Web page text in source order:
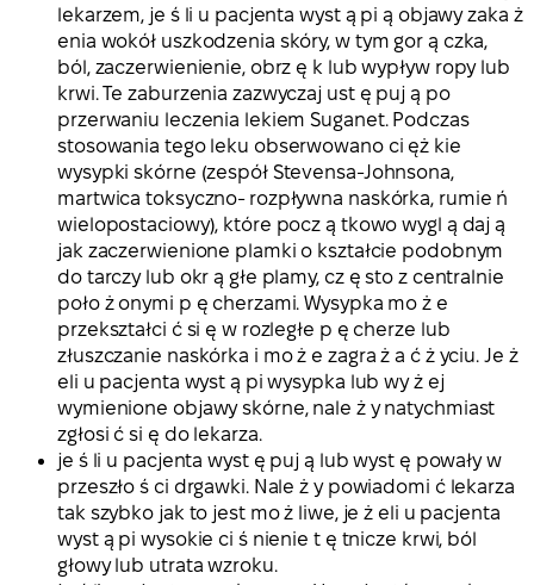
lekarzem, je ś li u pacjenta wyst ą pi ą objawy zaka ż
enia wokół uszkodzenia skóry, w tym gor ą czka,
ból, zaczerwienienie, obrz ę k lub wypływ ropy lub
krwi. Te zaburzenia zazwyczaj ust ę puj ą po
przerwaniu leczenia lekiem Suganet. Podczas
stosowania tego leku obserwowano ci ęż kie
wysypki skórne (zespół Stevensa-Johnsona,
martwica toksyczno- rozpływna naskórka, rumie ń
wielopostaciowy), które pocz ą tkowo wygl ą daj ą
jak zaczerwienione plamki o kształcie podobnym
do tarczy lub okr ą głe plamy, cz ę sto z centralnie
poło ż onymi p ę cherzami. Wysypka mo ż e
przekształci ć si ę w rozległe p ę cherze lub
złuszczanie naskórka i mo ż e zagra ż a ć ż yciu. Je ż
eli u pacjenta wyst ą pi wysypka lub wy ż ej
wymienione objawy skórne, nale ż y natychmiast
zgłosi ć si ę do lekarza.
je ś li u pacjenta wyst ę puj ą lub wyst ę powały w
przeszło ś ci drgawki. Nale ż y powiadomi ć lekarza
tak szybko jak to jest mo ż liwe, je ż eli u pacjenta
wyst ą pi wysokie ci ś nienie t ę tnicze krwi, ból
głowy lub utrata wzroku.